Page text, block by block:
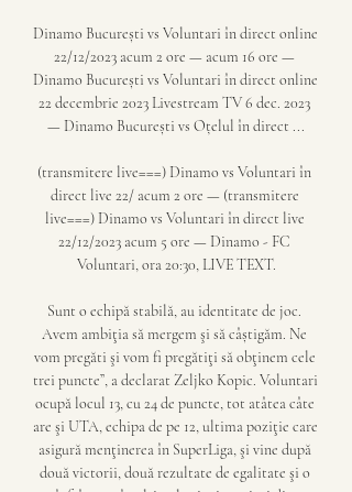
Dinamo București vs Voluntari în direct online
22/12/2023 acum 2 ore — acum 16 ore —
Dinamo București vs Voluntari în direct online
22 decembrie 2023 Livestream TV 6 dec. 2023
— Dinamo București vs Oțelul în direct ...
(transmitere live===) Dinamo vs Voluntari în
direct live 22/ acum 2 ore — (transmitere
live===) Dinamo vs Voluntari în direct live
22/12/2023 acum 5 ore — Dinamo - FC
Voluntari, ora 20:30, LIVE TEXT.
Sunt o echipă stabilă, au identitate de joc.
Avem ambiţia să mergem şi să câștigăm. Ne
vom pregăti şi vom fi pregătiţi să obţinem cele
trei puncte”, a declarat Zeljko Kopic. Voluntari
ocupă locul 13, cu 24 de puncte, tot atâtea câte
are şi UTA, echipa de pe 12, ultima poziţie care
asigură menţinerea în SuperLiga, şi vine după
două victorii, două rezultate de egalitate şi o